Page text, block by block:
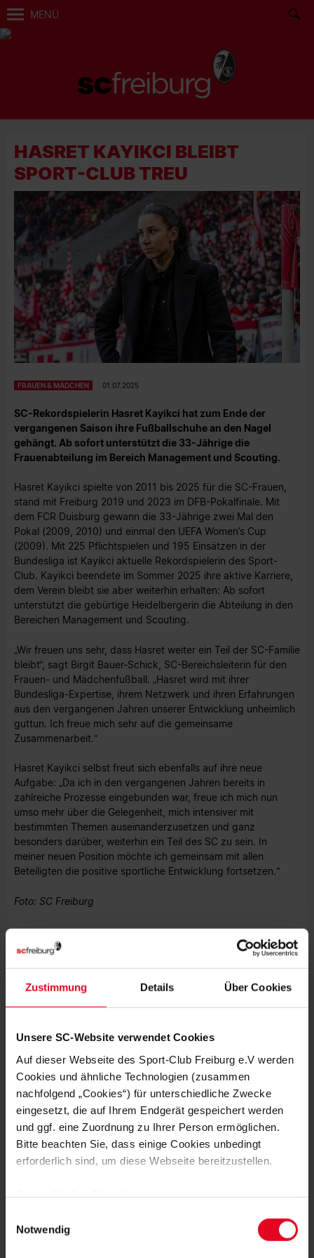
Zustimmung Details Über Cookies
Unsere SC-Website verwendet Cookies
Auf dieser Webseite des Sport-Club Freiburg e.V werden
Cookies und ähnliche Technologien (zusammen
nachfolgend „Cookies“) für unterschiedliche Zwecke
eingesetzt, die auf Ihrem Endgerät gespeichert werden
und ggf. eine Zuordnung zu Ihrer Person ermöglichen.
Bitte beachten Sie, dass einige Cookies unbedingt
erforderlich sind, um diese Webseite bereitzustellen.
Daten von Ihnen (z.B. persönlichen Identifikatoren oder
IP-Adressen) verarbeitet werden. Durch Klicken auf den
Notwendig
MENÜ
HASRET KAYIKCI BLEIBT
SPORT-CLUB TREU
FRAUEN & MÄDCHEN 01.07.2025
SC-Rekordspielerin Hasret Kayikci hat zum Ende der
vergangenen Saison ihre Fußballschuhe an den Nagel
gehängt. Ab sofort unterstützt die 33-Jährige die
Frauenabteilung im Bereich Management und Scouting.
Hasret Kayikci spielte von 2011 bis 2025 für die SC-Frauen,
stand mit Freiburg 2019 und 2023 im DFB-Pokalfinale. Mit
dem FCR Duisburg gewann die 33-Jährige zwei Mal den
Pokal (2009, 2010) und einmal den UEFA Women’s Cup
(2009). Mit 225 Pflichtspielen und 195 Einsätzen in der
Bundesliga ist Kayikci aktuelle Rekordspielerin des Sport-
Club. Kayikci beendete im Sommer 2025 ihre aktive Karriere,
dem Verein bleibt sie aber weiterhin erhalten: Ab sofort
unterstützt die gebürtige Heidelbergerin die Abteilung in den
Bereichen Management und Scouting.
„Wir freuen uns sehr, dass Hasret weiter ein Teil der SC-Familie
bleibt“, sagt Birgit Bauer-Schick, SC-Bereichsleiterin für den
Frauen- und Mädchenfußball. „Hasret wird mit ihrer
Bundesliga-Expertise, ihrem Netzwerk und ihren Erfahrungen
aus den vergangenen Jahren unserer Entwicklung unheimlich
guttun. Ich freue mich sehr auf die gemeinsame
Zusammenarbeit.“
Hasret Kayikci selbst freut sich ebenfalls auf ihre neue
Aufgabe: „Da ich in den vergangenen Jahren bereits in
zahlreiche Prozesse eingebunden war, freue ich mich nun
umso mehr über die Gelegenheit, mich intensiver mit
bestimmten Themen auseinanderzusetzen und ganz
besonders darüber, weiterhin ein Teil des SC zu sein. In
meiner neuen Position möchte ich gemeinsam mit allen
Beteiligten die positive sportliche Entwicklung fortsetzen.“
Foto: SC Freiburg
LISA KARL ALS KAPITÄNIN BESTÄTIGT
FRAUEN & MÄDCHEN 06.08.2026
DOPPELTE PREMIERE: BRUNOLD UND
VINCZE TREFFEN BEIM TEST
FRAUEN & MÄDCHEN
VIER SCHWEIZERINNEN IN
BORBÁLA VINCZE VERSTÄRKT DEN